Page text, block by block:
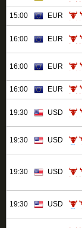
15:00 EUR
16:00 EUR
16:00 EUR
16:00 EUR
19:30 USD
19:30 USD
19:30 USD
19:30 USD